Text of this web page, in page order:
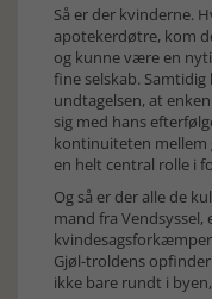
Så er der kvinderne.
apotekerdøtre, kom
og kunne være en
fine selskab.
undtagelsen, at
sig med hans
kontinuiteten mellem
en helt central rolle i
Og så er der alle de
mand fra Vendsyssel,
Gjøl-troldens
ikke bare rundt i